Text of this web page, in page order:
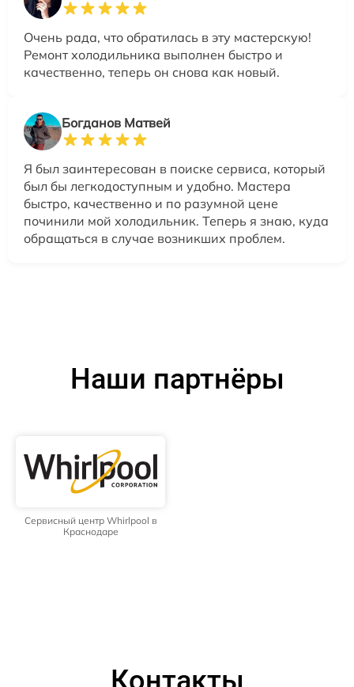
Очень рада, что обратилась в эту мастерскую!
Ремонт холодильника выполнен быстро и
качественно, теперь он снова как новый.
Богданов Матвей
Я был заинтересован в поиске сервиса, который
был бы легкодоступным и удобно. Мастера
быстро, качественно и по разумной цене
починили мой холодильник. Теперь я знаю, куда
обращаться в случае возникших проблем.
Наши партнёры
Сервисный центр Whirlpool в
Краснодаре